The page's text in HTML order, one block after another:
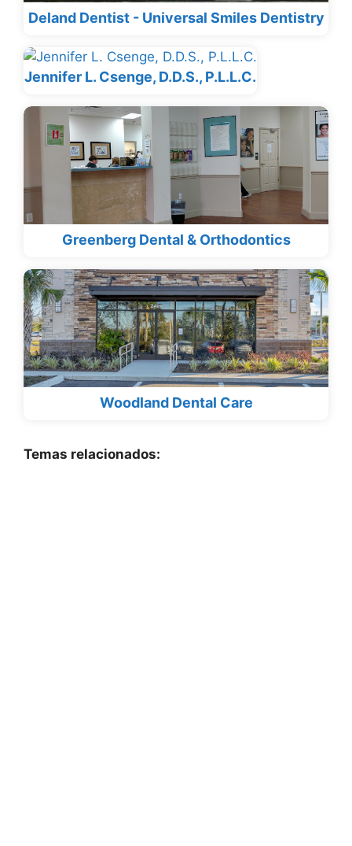
Deland Dentist - Universal Smiles Dentistry
Jennifer L. Csenge, D.D.S., P.L.L.C.
Greenberg Dental & Orthodontics
Woodland Dental Care
Temas relacionados: